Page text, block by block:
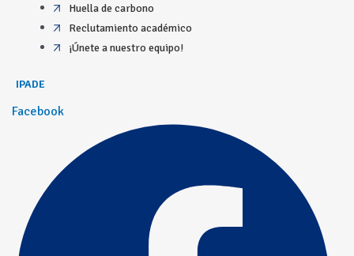
Huella de carbono
Reclutamiento académico
¡Únete a nuestro equipo!
IPADE
Facebook